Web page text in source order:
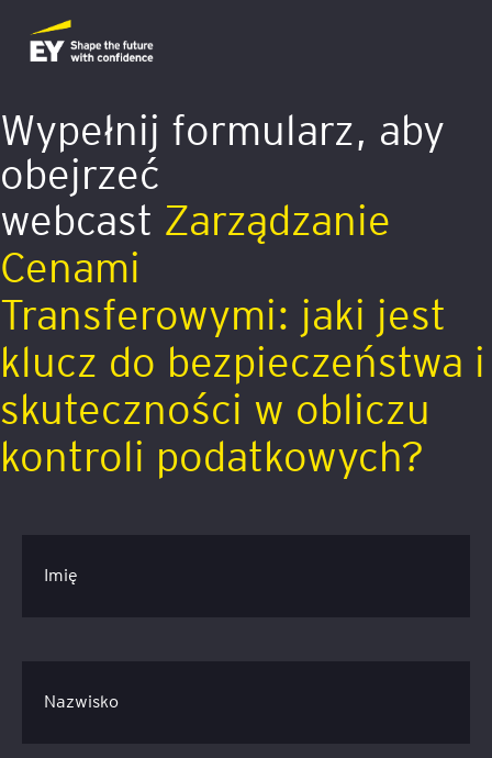
Wypełnij formularz, aby
obejrzeć
webcast Zarządzanie
Cenami
Transferowymi: jaki jest
klucz do bezpieczeństwa i
skuteczności w obliczu
kontroli podatkowych?
Imię
Nazwisko